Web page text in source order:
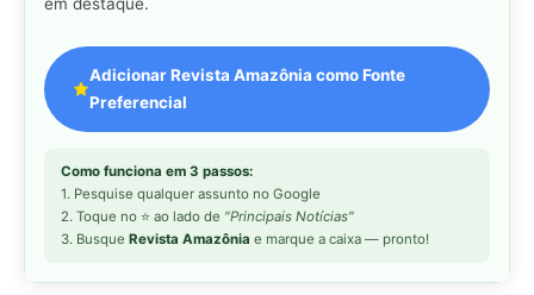
Adicionar Revista Amazônia como Fonte
Preferencial
Como funciona em 3 passos:
1. Pesquise qualquer assunto no Google
2. Toque no ⭐ ao lado de "Principais Notícias"
3. Busque Revista Amazônia e marque a caixa — pronto!